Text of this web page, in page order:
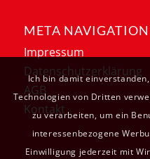
META NAVIGATION
Impressum
Datenschutzerklärung
AGB
Kontakt
Ich bin damit
Technologien von Dritten
zu verarbeiten, um ein
interessenbezogene
Einwilligung jederzeit mit